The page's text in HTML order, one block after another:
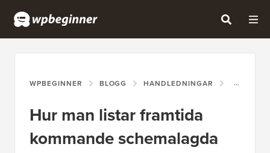
WPBEGINNER BLOGG HANDLEDNINGAR HUR
Hur man listar framtida
kommande schemalagda